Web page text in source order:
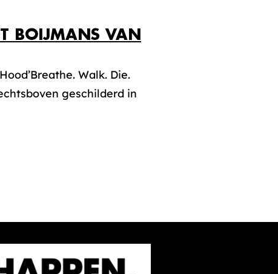
BOIJMANS VAN
Walk. Die.
geschilderd in